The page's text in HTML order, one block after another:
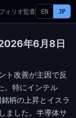
ォリオ監査 EN JP
年6月8日
ト改善が主因で反
。特にインテル
柄の上昇とイスラ
ました。半導体サ